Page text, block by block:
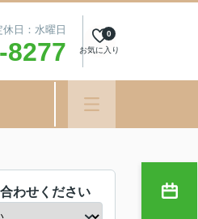
日：水曜日
8277 お気に入り
0
わせください